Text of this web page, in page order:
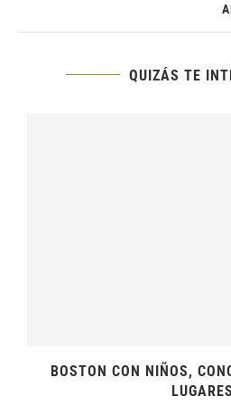
QUIZÁS TE
BOSTON CON NIÑOS,
LUGARES